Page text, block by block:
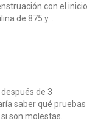
con el inicio
de 875 y...
de 3
saber qué pruebas
son molestas.